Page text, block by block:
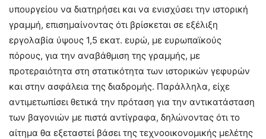
υπουργείου να διατηρήσει και να ενισχύσει την ιστορική
γραμμή, επισημαίνοντας ότι βρίσκεται σε εξέλιξη
εργολαβία ύψους 1,5 εκατ. ευρώ, με ευρωπαϊκούς
πόρους, για την αναβάθμιση της γραμμής, με
προτεραιότητα στη στατικότητα των ιστορικών γεφυρών
και στην ασφάλεια της διαδρομής. Παράλληλα, είχε
αντιμετωπίσει θετικά την πρόταση για την αντικατάσταση
των βαγονιών με πιστά αντίγραφα, δηλώνοντας ότι το
αίτημα θα εξεταστεί βάσει της τεχνοοικονομικής μελέτης